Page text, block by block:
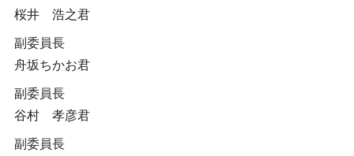
桜井 浩之君
副委員長
舟坂ちかお君
副委員長
谷村 孝彦君
副委員長